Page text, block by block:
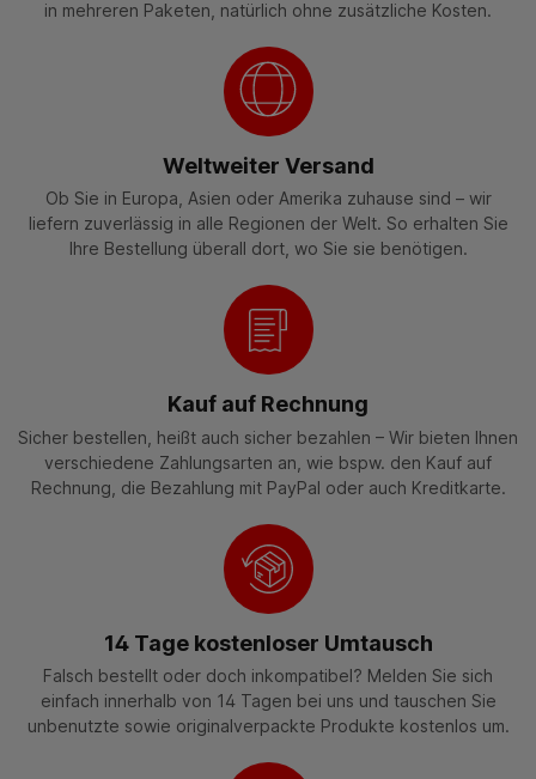
in mehreren Paketen, natürlich ohne zusätzliche Kosten.
Weltweiter Versand
Ob Sie in Europa, Asien oder Amerika zuhause sind – wir
liefern zuverlässig in alle Regionen der Welt. So erhalten Sie
Ihre Bestellung überall dort, wo Sie sie benötigen.
Kauf auf Rechnung
Sicher bestellen, heißt auch sicher bezahlen – Wir bieten Ihnen
verschiedene Zahlungsarten an, wie bspw. den Kauf auf
Rechnung, die Bezahlung mit PayPal oder auch Kreditkarte.
14 Tage kostenloser Umtausch
Falsch bestellt oder doch inkompatibel? Melden Sie sich
einfach innerhalb von 14 Tagen bei uns und tauschen Sie
unbenutzte sowie originalverpackte Produkte kostenlos um.